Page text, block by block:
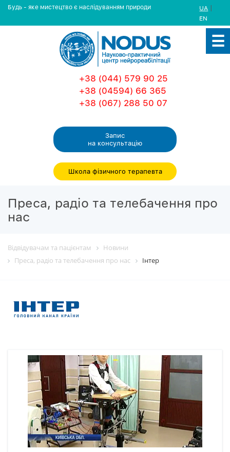
Будь - яке мистецтво є наслідуванням природи UA |
EN
+38 (044) 579 90 25
+38 (04594) 66 365
+38 (067) 288 50 07
Запис
на консультацiю
Школа фізичного терапевта
Преса, радіо та телебачення про
нас
Відвідувачам та пацієнтам
Новини
Преса, радіо та телебачення про нас
Інтер